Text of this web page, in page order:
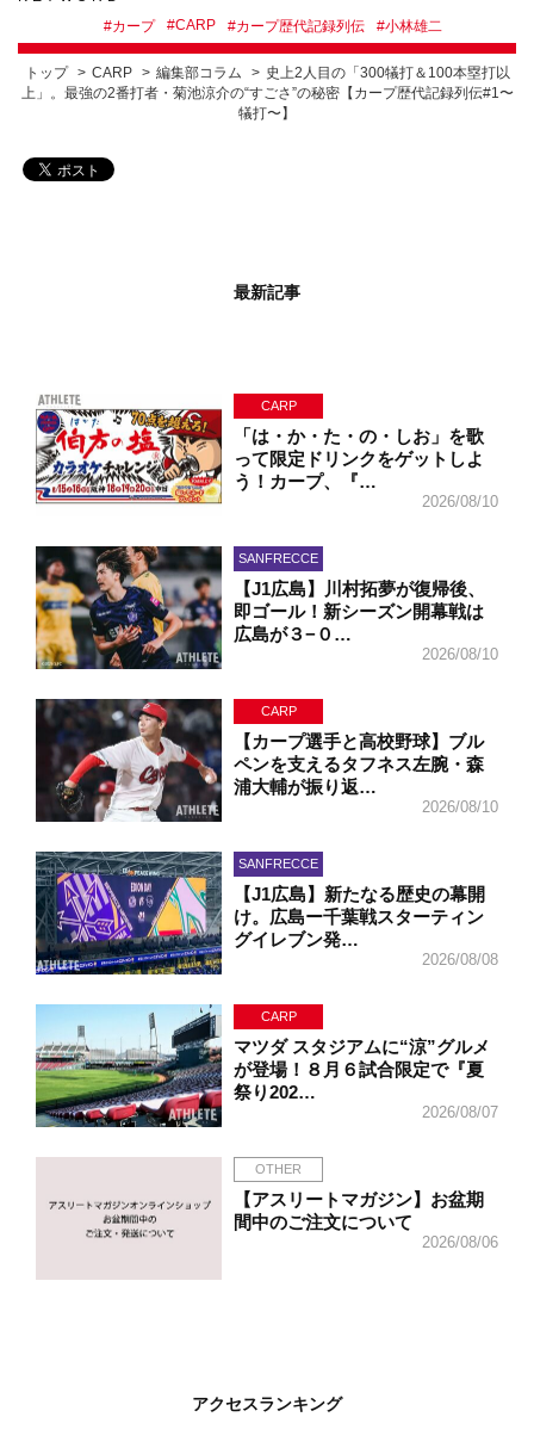
#カープ #CARP #カープ歴代記録列伝 #小林雄二
トップ CARP 編集部コラム
史上2人目の「300犠打＆100本塁打以
上」。最強の2番打者・菊池涼介の“すごさ”の秘密【カープ歴代記録列伝#1〜
犠打〜】
最新記事
CARP
「は・か・た・の・しお」を歌
って限定ドリンクをゲットしよ
う！カープ、『…
2026/08/10
SANFRECCE
【J1広島】川村拓夢が復帰後、
即ゴール！新シーズン開幕戦は
広島が３−０…
2026/08/10
CARP
【カープ選手と高校野球】ブル
ペンを支えるタフネス左腕・森
浦大輔が振り返…
2026/08/10
SANFRECCE
【J1広島】新たなる歴史の幕開
け。広島ー千葉戦スターティン
グイレブン発…
2026/08/08
CARP
マツダ スタジアムに“涼”グルメ
が登場！８月６試合限定で『夏
祭り202…
2026/08/07
OTHER
【アスリートマガジン】お盆期
間中のご注文について
2026/08/06
アクセスランキング